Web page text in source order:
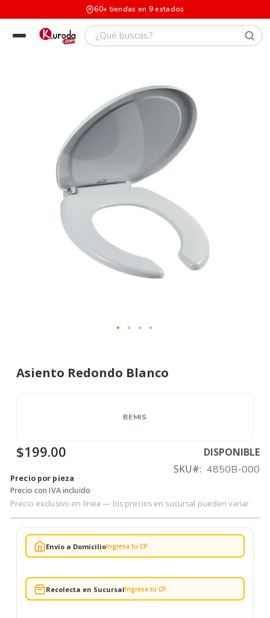
60+ tiendas en 9 estados
Asiento Redondo Blanco
BEMIS
$199.00
DISPONIBLE
SKU
4850B-000
Precio por pieza ·
Precio con IVA incluido
Precio exclusivo en línea — los precios en sucursal pueden variar
Envío a DomicilioIngresa tu CP
Recolecta en SucursalIngresa tu CP